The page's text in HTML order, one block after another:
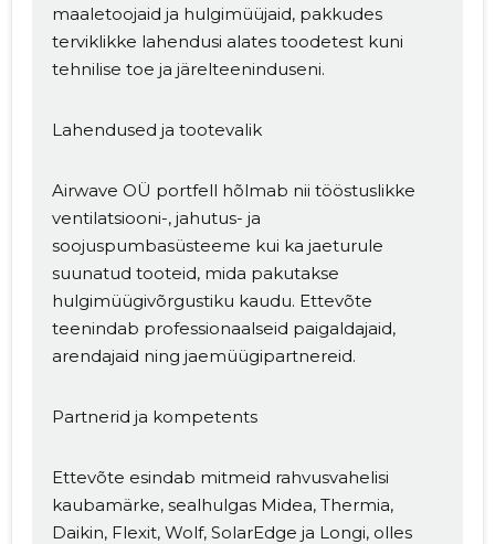
maaletoojaid ja hulgimüüjaid, pakkudes
terviklikke lahendusi alates toodetest kuni
tehnilise toe ja järelteeninduseni.
Lahendused ja tootevalik
Airwave OÜ portfell hõlmab nii tööstuslikke
ventilatsiooni-, jahutus- ja
soojuspumbasüsteeme kui ka jaeturule
suunatud tooteid, mida pakutakse
hulgimüügivõrgustiku kaudu. Ettevõte
teenindab professionaalseid paigaldajaid,
arendajaid ning jaemüügipartnereid.
Partnerid ja kompetents
Ettevõte esindab mitmeid rahvusvahelisi
kaubamärke, sealhulgas Midea, Thermia,
Daikin, Flexit, Wolf, SolarEdge ja Longi, olles